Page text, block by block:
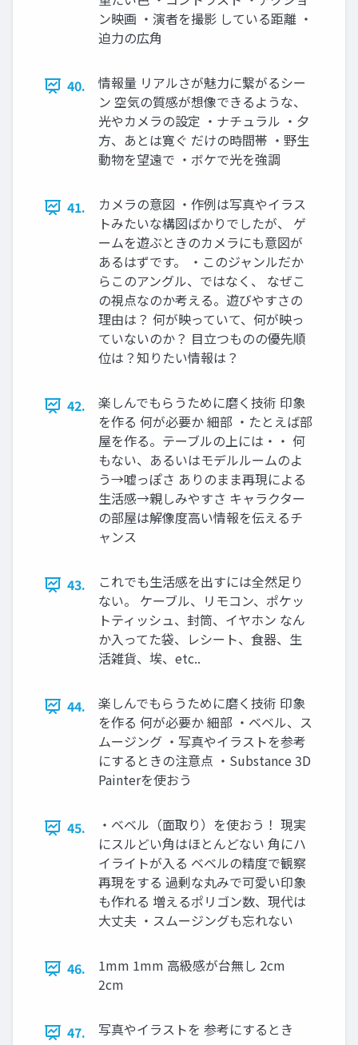
ン映画 ・演者を撮影 している距離 ・
迫力の広角
40.
情報量 リアルさが魅力に繋がるシー
ン 空気の質感が想像できるような、
光やカメラの設定 ・ナチュラル ・夕
方、あとは寛ぐ だけの時間帯 ・野生
動物を望遠で ・ボケで光を強調
41.
カメラの意図 ・作例は写真やイラス
トみたいな構図ばかりでしたが、 ゲ
ームを遊ぶときのカメラにも意図が
あるはずです。 ・このジャンルだか
らこのアングル、ではなく、 なぜこ
の視点なのか考える。遊びやすさの
理由は？ 何が映っていて、何が映っ
ていないのか？ 目立つものの優先順
位は？知りたい情報は？
42.
楽しんでもらうために磨く技術 印象
を作る 何が必要か 細部 ・たとえば部
屋を作る。テーブルの上には・・ 何
もない、あるいはモデルルームのよ
う→嘘っぽさ ありのまま再現による
生活感→親しみやすさ キャラクター
の部屋は解像度高い情報を伝えるチ
ャンス
43.
これでも生活感を出すには全然足り
ない。 ケーブル、リモコン、ポケッ
トティッシュ、封筒、イヤホン なん
か入ってた袋、レシート、食器、生
活雑貨、埃、etc..
44.
楽しんでもらうために磨く技術 印象
を作る 何が必要か 細部 ・ベベル、ス
ムージング ・写真やイラストを参考
にするときの注意点 ・Substance 3D
Painterを使おう
45.
・ベベル（面取り）を使おう！ 現実
にスルどい角はほとんどない 角にハ
イライトが入る ベベルの精度で観察
再現をする 過剰な丸みで可愛い印象
も作れる 増えるポリゴン数、現代は
大丈夫 ・スムージングも忘れない
46.
1mm 1mm 高級感が台無し 2cm
2cm
47. 写真やイラストを 参考にするとき